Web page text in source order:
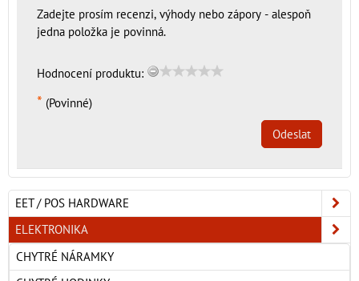
Zadejte prosím recenzi, výhody nebo zápory - alespoň
jedna položka je povinná.
Hodnocení produktu:
* (Povinné)
Odeslat
EET / POS HARDWARE
ELEKTRONIKA
CHYTRÉ NÁRAMKY